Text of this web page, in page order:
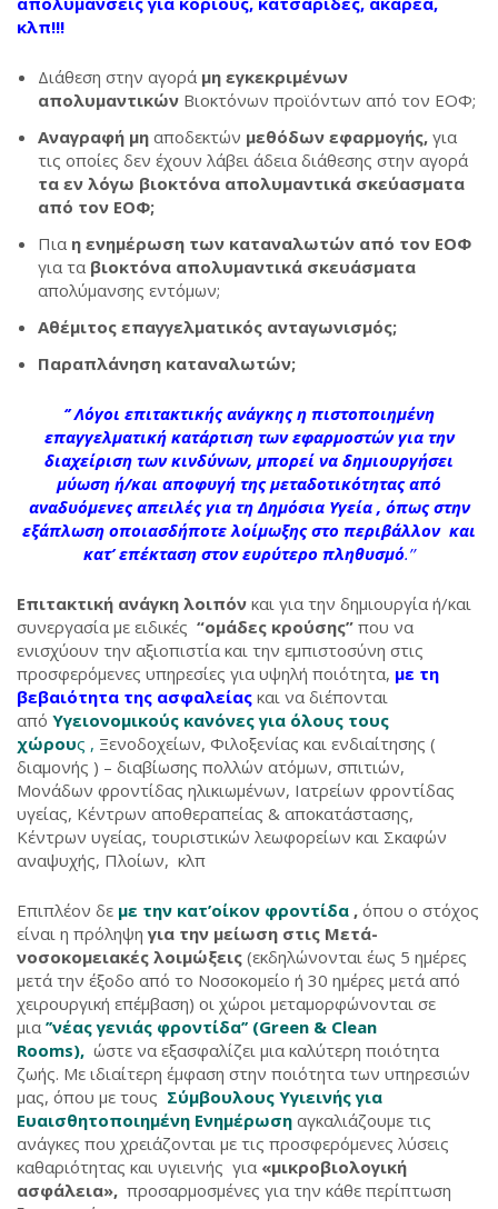
κλπ!!!
Διάθεση στην αγορά μη εγκεκριμένων
απολυμαντικών Βιοκτόνων προϊόντων από τον ΕΟΦ;
Αναγραφή μη αποδεκτών μεθόδων εφαρμογής, για
τις οποίες δεν έχουν λάβει άδεια διάθεσης στην αγορά
τα εν λόγω βιοκτόνα απολυμαντικά σκεύασματα
από τον ΕΟΦ;
Πια η ενημέρωση των καταναλωτών από τον ΕΟΦ
για τα βιοκτόνα απολυμαντικά σκευάσματα
απολύμανσης εντόμων;
Αθέμιτος επαγγελματικός ανταγωνισμός;
Παραπλάνηση καταναλωτών;
‘’ Λόγοι επιτακτικής ανάγκης η πιστοποιημένη
επαγγελματική κατάρτιση των εφαρμοστών για την
διαχείριση των κινδύνων, μπορεί να δημιουργήσει
μύωση ή/και αποφυγή της μεταδοτικότηταςαπό
αναδυόμενες απειλές για τη Δημόσια Υγεία , όπως στην
εξάπλωση οποιασδήποτε λοίμωξης στο περιβάλλον και
κατ’ επέκταση στον ευρύτερο πληθυσμό.’’
Επιτακτική ανάγκη λοιπόν και για την δημιουργία ή/και
συνεργασία με ειδικές “ομάδες κρούσης” που να
ενισχύουν την αξιοπιστία και την εμπιστοσύνη στις
προσφερόμενες υπηρεσίες για υψηλή ποιότητα, με τη
βεβαιότητα της ασφαλείας και να διέπονται
από Υγειονομικούς κανόνες για όλους τους
χώρους , Ξενοδοχείων, Φιλοξενίας και ενδιαίτησης (
διαμονής ) – διαβίωσης πολλών ατόμων, σπιτιών,
Μονάδων φροντίδας ηλικιωμένων, Ιατρείων φροντίδας
υγείας, Κέντρων αποθεραπείας & αποκατάστασης,
Κέντρων υγείας, τουριστικών λεωφορείων και Σκαφών
αναψυχής, Πλοίων, κλπ
Επιπλέον δε με την κατ’οίκον φροντίδα , όπου ο στόχος
είναι η πρόληψη για την μείωση στις Μετά-
νοσοκομειακές λοιμώξεις (εκδηλώνονται έως 5 ημέρες
μετά την έξοδο από το Νοσοκομείο ή 30 ημέρες μετά από
χειρουργική επέμβαση) οι χώροι μεταμορφώνονται σε
μια ’’νέας γενιάς φροντίδα’’ (Green & Clean
Rooms), ώστε να εξασφαλίζει μια καλύτερη ποιότητα
ζωής. Με ιδιαίτερη έμφαση στην ποιότητα των υπηρεσιών
μας, όπου με τους Σύμβουλους Υγιεινής για
Ευαισθητοποιημένη Ενημέρωση αγκαλιάζουμε τις
ανάγκες που χρειάζονται με τις προσφερόμενες λύσεις
καθαριότητας και υγιεινής για «μικροβιολογική
ασφάλεια», προσαρμοσμένες για την κάθε περίπτωση